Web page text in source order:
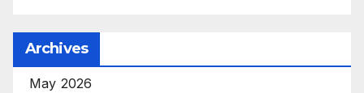
Archives
May 2026